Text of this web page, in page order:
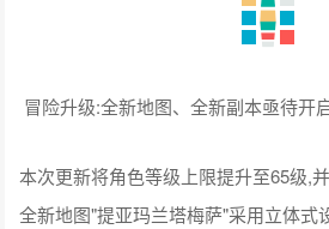
冒险升级:全新地图、全新副本亟待开
本次更新将角色等级上限提升至65级,
全新地图"提亚玛兰塔梅萨"采用立体式